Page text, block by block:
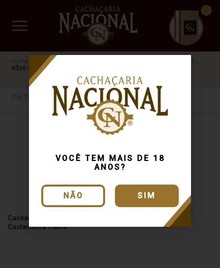
VOCÊ TEM MAIS DE 18
ANOS?
NÃO SIM
www.cachacarianacional.com.br
CUIDADO FRÁGIL
Cachaça
R$60 a R$100
Cachaça Confraria Brasil
Castanheira 700ml